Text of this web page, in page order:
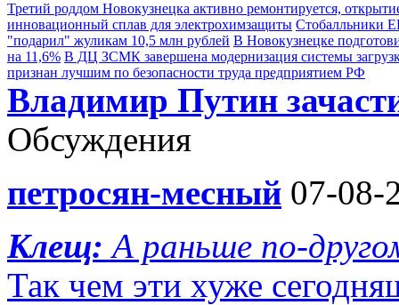
Третий роддом Новокузнецка активно ремонтируется,
инновационный сплав для электрохимзащиты Стобалльники
"подарил" жуликам 10,5 млн рублей В Новокузнецке
на 11,6% В ДЦ ЗСМК завершена модернизация системы
признан лучшим по безопасности труда предприятием РФ
Владимир Путин
Обсуждения
петросян-месный 07-08-
Клещ:А раньше по-
Так чем эти хуже